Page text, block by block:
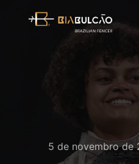
5 de novembro de